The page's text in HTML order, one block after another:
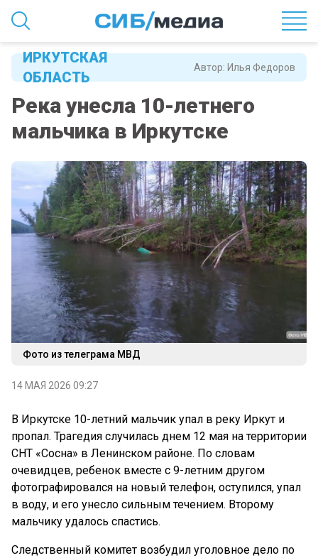
Автор: Илья Федоров
ИРКУТСКАЯ
ОБЛАСТЬ
Река унесла 10-летнего
мальчика в Иркутске
Фото из телеграма МВД
14 МАЯ 2026 09:27
В Иркутске 10-летний мальчик упал в реку Иркут и
пропал. Трагедия случилась днем 12 мая на территории
СНТ «Сосна» в Ленинском районе. По словам
очевидцев, ребенок вместе с 9-летним другом
фотографировался на новый телефон, оступился, упал
в воду, и его унесло сильным течением. Второму
мальчику удалось спастись.
Следственный комитет возбудил уголовное дело по